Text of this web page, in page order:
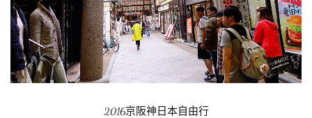
2016京阪神日本自由行